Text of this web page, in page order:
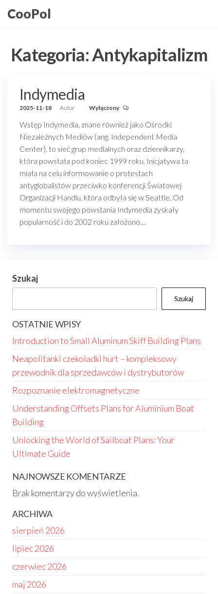
doCooPol
Kategoria:Antykapitalizm
Indymedia
2025-11-18 Autor Wyłączony
Wstęp Indymedia, znane również jako Ośrodki
Niezależnych Mediów (ang. Independent Media
Center), to sieć grup medialnych oraz dziennikarzy,
która powstała pod koniec 1999 roku. Inicjatywa ta
miała na celu informowanie o protestach
antyglobalistów przeciwko konferencji Światowej
Organizacji Handlu, która odbyła się w Seattle. Od
momentu swojego powstania Indymedia zyskały
popularność i do 2002 roku założono…
Szukaj
Szukaj
OSTATNIE WPISY
Introduction to Small Aluminum Skiff Building Plans
Neapolitanki czekoladki hurt – kompleksowy
przewodnik dla sprzedawców i dystrybutorów
Rozpoznanie elektromagnetyczne
Understanding Offsets Plans for Aluminium Boat
Building
Unlocking the World of Sailboat Plans: Your
Ultimate Guide
NAJNOWSZE KOMENTARZE
Brak komentarzy do wyświetlenia.
ARCHIWA
sierpień 2026
lipiec 2026
czerwiec 2026
maj 2026